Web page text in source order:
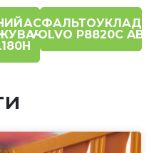
VOLVO P8820C